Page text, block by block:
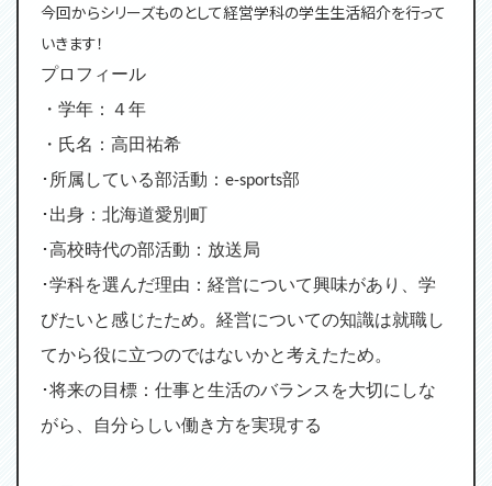
今回からシリーズものとして経営学科の学生生活紹介を行って
いきます！
プロフィール
・学年：４年
・氏名：高田祐希
･所属している部活動：e-sports部
･出身：北海道愛別町
･高校時代の部活動：放送局
･学科を選んだ理由：経営について興味があり、学
びたいと感じたため。経営についての知識は就職し
てから役に立つのではないかと考えたため。
･将来の目標：仕事と生活のバランスを大切にしな
がら、自分らしい働き方を実現する